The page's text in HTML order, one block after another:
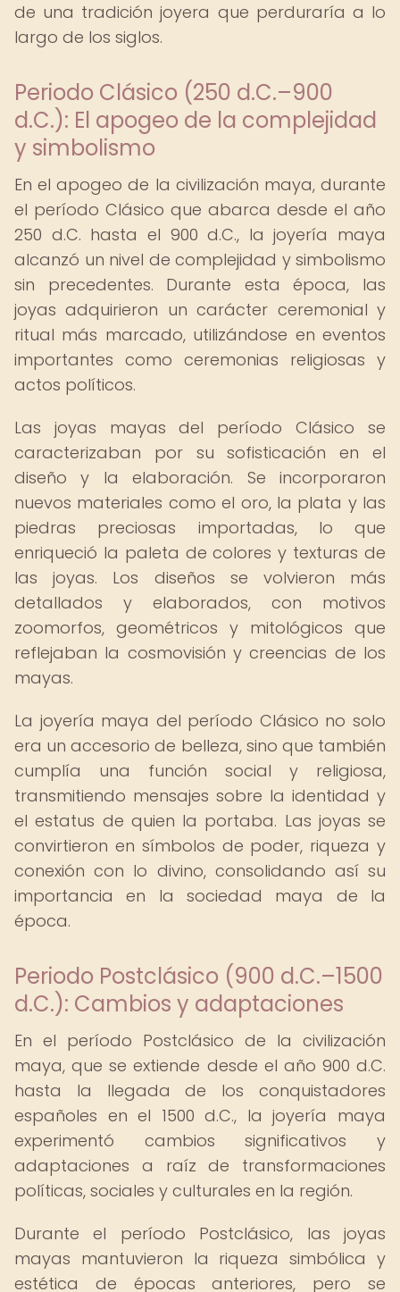
de una tradición joyera que perduraría a lo
largo de los siglos.
Periodo Clásico (250 d.C.–900
d.C.): El apogeo de la complejidad
y simbolismo
En el apogeo de la civilización maya, durante
el período Clásico que abarca desde el año
250 d.C. hasta el 900 d.C., la joyería maya
alcanzó un nivel de complejidad y simbolismo
sin precedentes. Durante esta época, las
joyas adquirieron un carácter ceremonial y
ritual más marcado, utilizándose en eventos
importantes como ceremonias religiosas y
actos políticos.
Las joyas mayas del período Clásico se
caracterizaban por su sofisticación en el
diseño y la elaboración. Se incorporaron
nuevos materiales como el oro, la plata y las
piedras preciosas importadas, lo que
enriqueció la paleta de colores y texturas de
las joyas. Los diseños se volvieron más
detallados y elaborados, con motivos
zoomorfos, geométricos y mitológicos que
reflejaban la cosmovisión y creencias de los
mayas.
La joyería maya del período Clásico no solo
era un accesorio de belleza, sino que también
cumplía una función social y religiosa,
transmitiendo mensajes sobre la identidad y
el estatus de quien la portaba. Las joyas se
convirtieron en símbolos de poder, riqueza y
conexión con lo divino, consolidando así su
importancia en la sociedad maya de la
época.
Periodo Postclásico (900 d.C.–1500
d.C.): Cambios y adaptaciones
En el período Postclásico de la civilización
maya, que se extiende desde el año 900 d.C.
hasta la llegada de los conquistadores
españoles en el 1500 d.C., la joyería maya
experimentó cambios significativos y
adaptaciones a raíz de transformaciones
políticas, sociales y culturales en la región.
Durante el período Postclásico, las joyas
mayas mantuvieron la riqueza simbólica y
estética de épocas anteriores, pero se